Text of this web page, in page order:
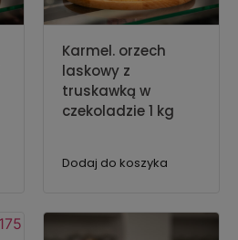
Karmel. orzech
laskowy z
truskawką w
czekoladzie 1 kg
Dodaj do koszyka